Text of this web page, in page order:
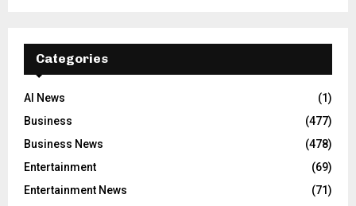
Categories
AI News
(1)
Business
(477)
Business News
(478)
Entertainment
(69)
Entertainment News
(71)